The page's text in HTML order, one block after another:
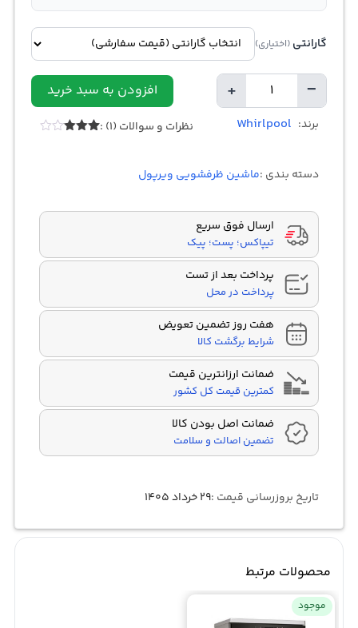
گارانتی (اختیاری)
−
تعداد + افزودن به سبد خرید
برند: Whirlpool نظرات و سوالات (1) :
دسته بندی :ماشین ظرفشویی ویرپول
ارسال فوق سریع
تیپاکس؛ پست؛ پیک
پرداخت بعد از تست
پرداخت در محل
هفت روز تضمین تعویض
شرایط برگشت کالا
ضمانت ارزانترین قیمت
کمترین قیمت کل کشور
ضمانت اصل بودن کالا
تضمین اصالت و سلامت
تاریخ بروزرسانی قیمت :۲۹ خرداد ۱۴۰۵
محصولات مرتبط
موجود